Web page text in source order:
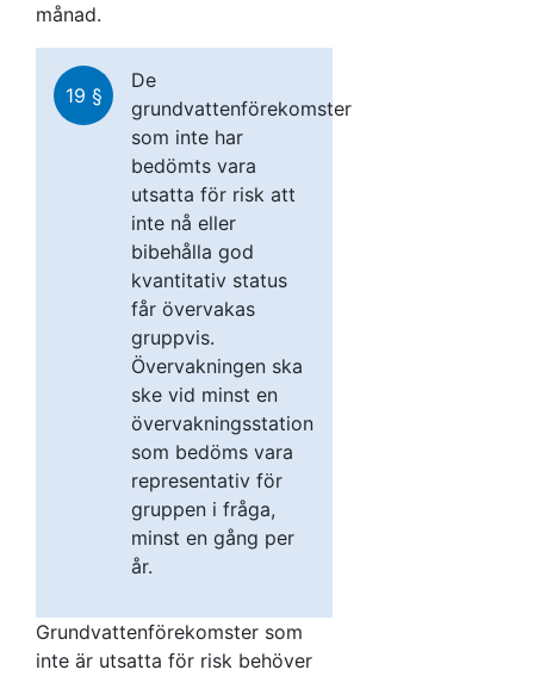
månad.
19 §
De
grundvattenförekomster
som inte har
bedömts vara
utsatta för risk att
inte nå eller
bibehålla god
kvantitativ status
får övervakas
gruppvis.
Övervakningen ska
ske vid minst en
övervakningsstation
som bedöms vara
representativ för
gruppen i fråga,
minst en gång per
år.
Grundvattenförekomster som
inte är utsatta för risk behöver